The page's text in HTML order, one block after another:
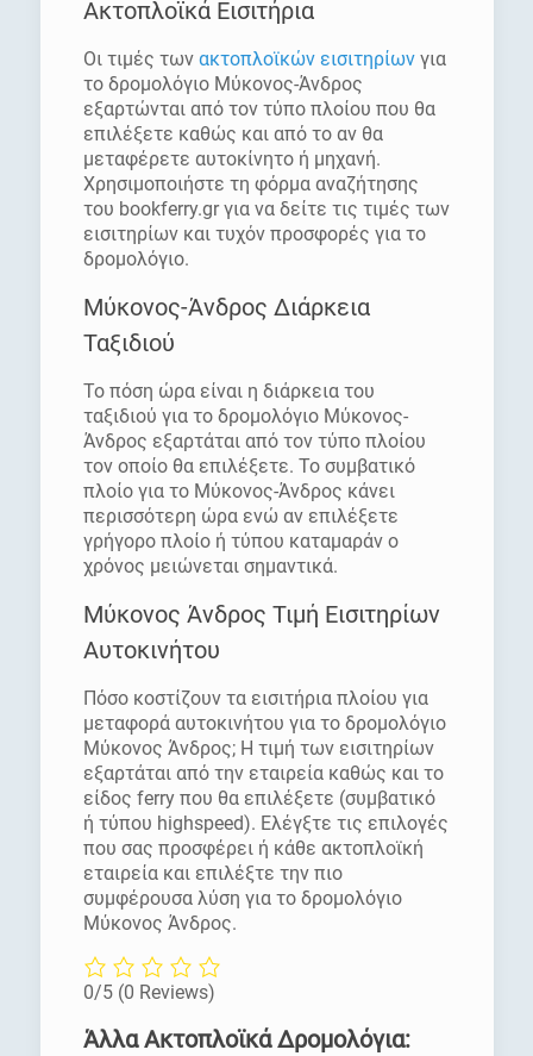
Ακτοπλοϊκά Εισιτήρια
Οι τιμές των ακτοπλοϊκών εισιτηρίωνγια
το δρομολόγιο Μύκονος-Άνδρος
εξαρτώνται από τον τύπο πλοίου που θα
επιλέξετε καθώς και από το αν θα
μεταφέρετε αυτοκίνητο ή μηχανή.
Χρησιμοποιήστε τη φόρμα αναζήτησης
του bookferry.gr για να δείτε τις τιμές των
εισιτηρίων και τυχόν προσφορές για το
δρομολόγιο.
Μύκονος-Άνδρος Διάρκεια
Ταξιδιού
Το πόση ώρα είναι η διάρκεια του
ταξιδιού για το δρομολόγιο Μύκονος-
Άνδρος εξαρτάται από τον τύπο πλοίου
τον οποίο θα επιλέξετε. Το συμβατικό
πλοίο για το Μύκονος-Άνδρος κάνει
περισσότερη ώρα ενώ αν επιλέξετε
γρήγορο πλοίο ή τύπου καταμαράν ο
χρόνος μειώνεται σημαντικά.
Μύκονος Άνδρος Τιμή Εισιτηρίων
Αυτοκινήτου
Πόσο κοστίζουν τα εισιτήρια πλοίου για
μεταφορά αυτοκινήτου για το δρομολόγιο
Μύκονος Άνδρος; Η τιμή των εισιτηρίων
εξαρτάται από την εταιρεία καθώς και το
είδος ferry που θα επιλέξετε (συμβατικό
ή τύπου highspeed). Ελέγξτε τις επιλογές
που σας προσφέρει ή κάθε ακτοπλοϊκή
εταιρεία και επιλέξτε την πιο
συμφέρουσα λύση για το δρομολόγιο
Μύκονος Άνδρος.
0/5 (0 Reviews)
Άλλα Ακτοπλοϊκά Δρομολόγια: